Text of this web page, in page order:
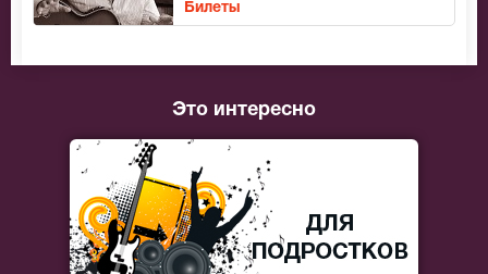
Билеты
Это интересно